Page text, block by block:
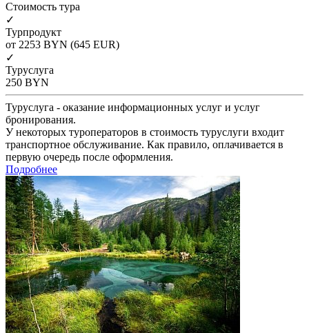
Cтоимость тура
✓
Турпродукт
от 2253 BYN (645 EUR)
✓
Туруслуга
250 BYN
Туруслуга - оказание информационных услуг и услуг
бронирования.
У некоторых туроператоров в стоимость туруслуги входит
транспортное обслуживание. Как правило, оплачивается в
первую очередь после оформления.
Подробнее